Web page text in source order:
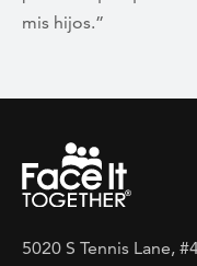
mis hijos.”
5020 S Tennis Lane,